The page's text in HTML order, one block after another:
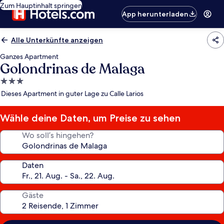
Zum Hauptinhalt springen
App herunterladen
Alle Unterkünfte anzeigen
Ganzes Apartment
Golondrinas de Malaga
3.0-
Sterne-
Dieses Apartment in guter Lage zu Calle Larios
Wähle deine Daten, um Preise zu sehen
Wo soll’s hingehen?
Daten
Gäste